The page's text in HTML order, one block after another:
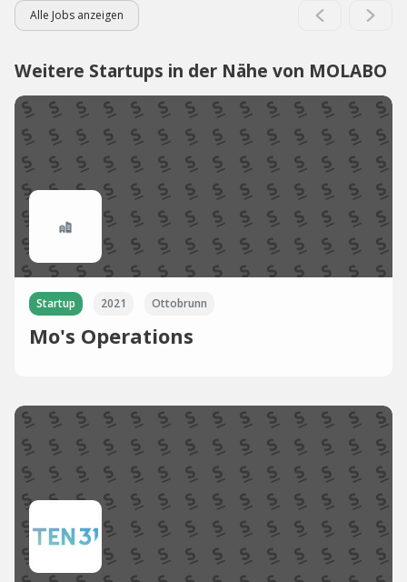
Alle Jobs anzeigen
Weitere Startups in der Nähe von MOLABO
Startup 2021 Ottobrunn
Mo's Operations